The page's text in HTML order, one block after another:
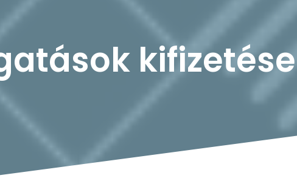
kifizetése